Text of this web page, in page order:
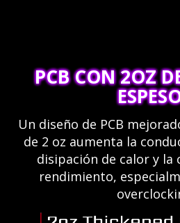
PCB CON 2OZ
Un diseño de PCB
de 2 oz aumenta la
disipación de calor y la
rendimiento,